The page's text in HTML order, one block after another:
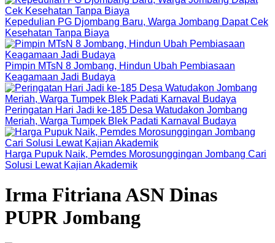
Kepedulian PG Djombang Baru, Warga Jombang Dapat Cek
Kesehatan Tanpa Biaya
Pimpin MTsN 8 Jombang, Hindun Ubah Pembiasaan
Keagamaan Jadi Budaya
Peringatan Hari Jadi ke-185 Desa Watudakon Jombang
Meriah, Warga Tumpek Blek Padati Karnaval Budaya
Harga Pupuk Naik, Pemdes Morosunggingan Jombang Cari
Solusi Lewat Kajian Akademik
Irma Fitriana ASN Dinas
PUPR Jombang